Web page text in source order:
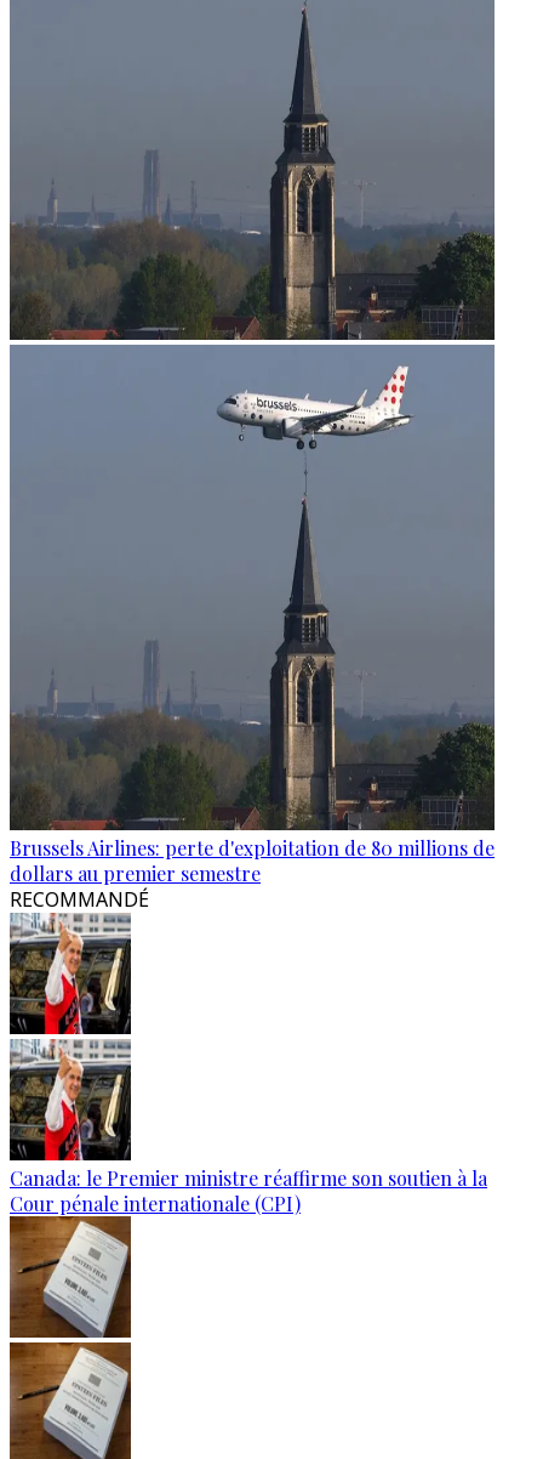
Brussels Airlines: perte d'exploitation de 80 millions de
dollars au premier semestre
RECOMMANDÉ
Canada: le Premier ministre réaffirme son soutien à la
Cour pénale internationale (CPI)